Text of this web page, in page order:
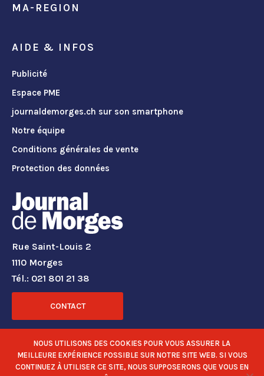
MA-REGION
AIDE & INFOS
Publicité
Espace PME
journaldemorges.ch sur son smartphone
Notre équipe
Conditions générales de vente
Protection des données
Rue Saint-Louis 2
1110 Morges
Tél.: 021 801 21 38
CONTACT
RÉSEAUX SOCIAUX
NOUS UTILISONS DES COOKIES POUR VOUS ASSURER LA
MEILLEURE EXPÉRIENCE POSSIBLE SUR NOTRE SITE WEB. SI VOUS
CONTINUEZ À UTILISER CE SITE, NOUS SUPPOSERONS QUE VOUS EN